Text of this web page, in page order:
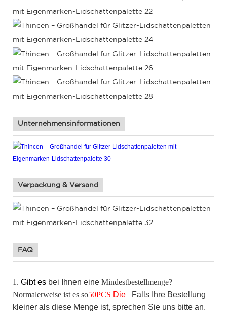
Unternehmensinformationen
Verpackung & Versand
FAQ
1. Gibt es bei Ihnen eine Mindestbestellmenge?
Normalerweise ist es so50PCS Die Falls Ihre Bestellung
kleiner als diese Menge ist, sprechen Sie uns bitte an.